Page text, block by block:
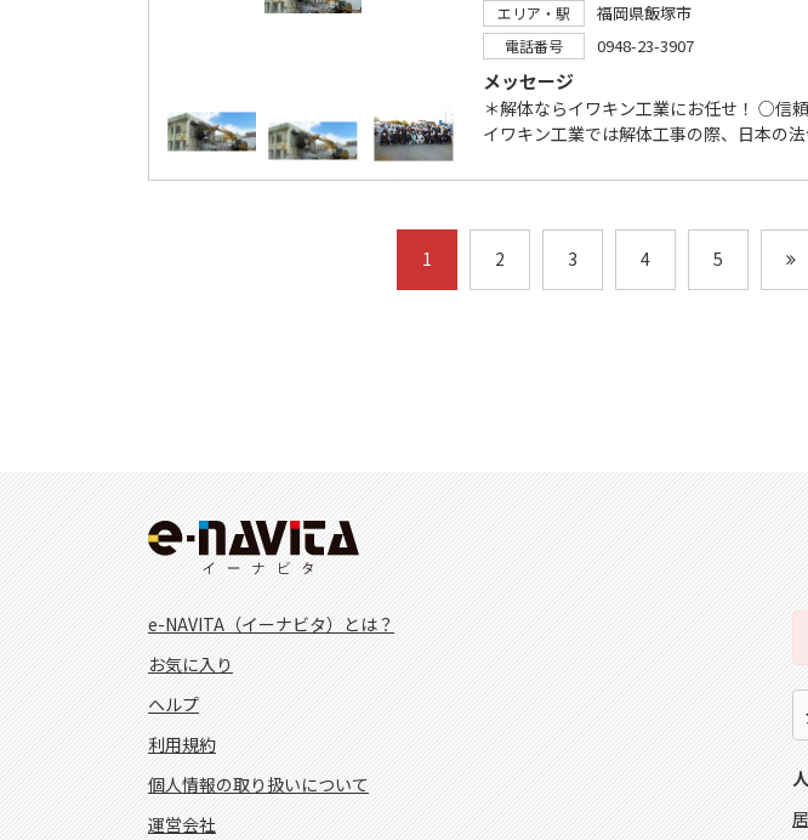
エリア・駅
福岡県飯塚市
電話番号 0948-23-3907
メッセージ
＊解体ならイワキン工業にお任せ！ ○信
イワキン工業では解体工事の際、日本の
1 2 3 4 5
e-NAVITA（イーナビタ）とは？
お気に入り
ヘルプ
利用規約
個人情報の取り扱いについて
運営会社